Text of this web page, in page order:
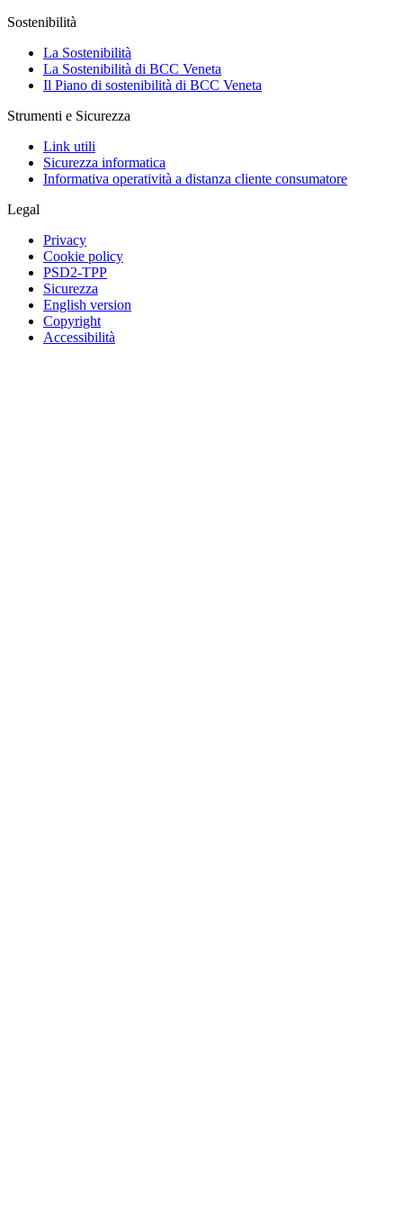
Sostenibilità
La Sostenibilità
La Sostenibilità di BCC Veneta
Il Piano di sostenibilità di BCC Veneta
Strumenti e Sicurezza
Link utili
Sicurezza informatica
Informativa operatività a distanza cliente consumatore
Legal
Privacy
Cookie policy
PSD2-TPP
Sicurezza
English version
Copyright
Accessibilità